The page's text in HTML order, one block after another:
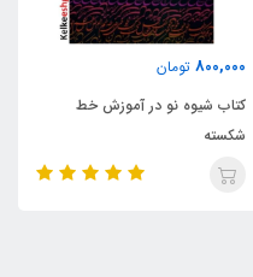
بداهه‌نویسی شکسته